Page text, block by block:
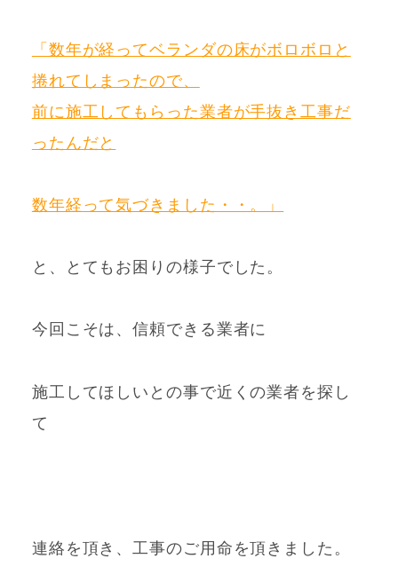
「数年が経ってベランダの床がボロボロと
捲れてしまったので、
前に施工してもらった業者が手抜き工事だ
ったんだと
数年経って気づきました・・。」
と、とてもお困りの様子でした。
今回こそは、信頼できる業者に
施工してほしいとの事で近くの業者を探し
て
連絡を頂き、工事のご用命を頂きました。